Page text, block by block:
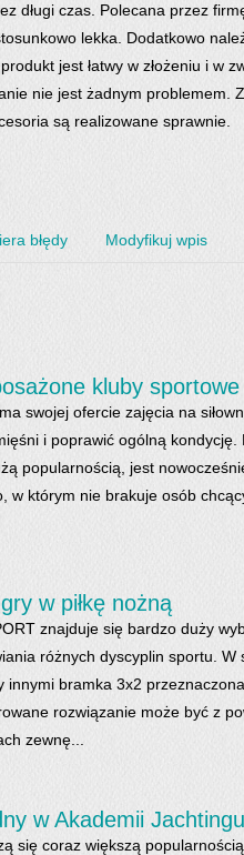
długi czas. Polecana przez
lekka. Dodatkowo
jest łatwy w złożeniu i w
nie jest żadnym problemem.
są realizowane sprawnie.
błędy Modyfikuj wpis
kluby sportowe
swojej ofercie zajęcia na
i poprawić ogólną kondycję.
popularnością, jest
w którym nie brakuje osób
w piłkę nożną
znajduje się bardzo duży
różnych dyscyplin sportu. W
innymi bramka 3x2
rozwiązanie może być z
zewnę...
w Akademii Jachtingu
się coraz większą